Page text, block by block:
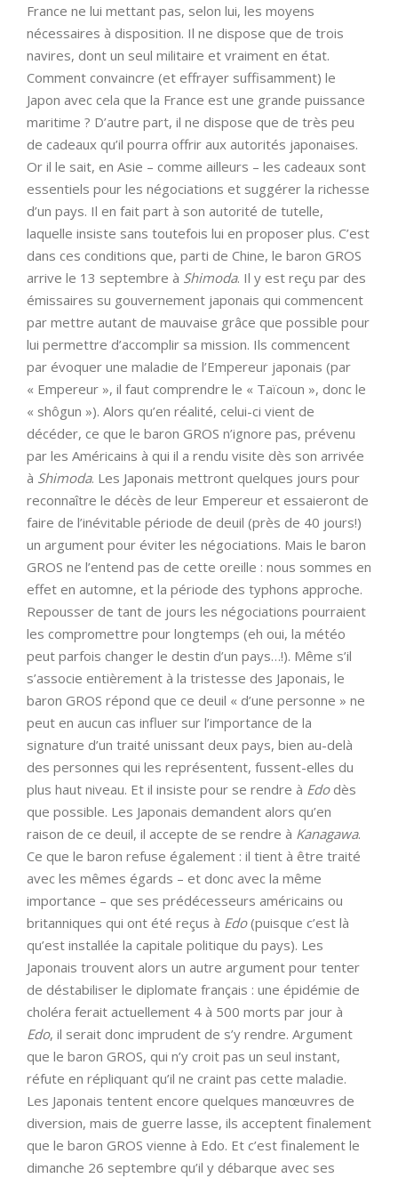
France ne lui mettant pas, selon lui, les moyens
nécessaires à disposition. Il ne dispose que de trois
navires, dont un seul militaire et vraiment en état.
Comment convaincre (et effrayer suffisamment) le
Japon avec cela que la France est une grande puissance
maritime ? D’autre part, il ne dispose que de très peu
de cadeaux qu’il pourra offrir aux autorités japonaises.
Or il le sait, en Asie – comme ailleurs – les cadeaux sont
essentiels pour les négociations et suggérer la richesse
d’un pays. Il en fait part à son autorité de tutelle,
laquelle insiste sans toutefois lui en proposer plus. C’est
dans ces conditions que, parti de Chine, le baron GROS
arrive le 13 septembre à Shimoda. Il y est reçu par des
émissaires su gouvernement japonais qui commencent
par mettre autant de mauvaise grâce que possible pour
lui permettre d’accomplir sa mission. Ils commencent
par évoquer une maladie de l’Empereur japonais (par
« Empereur », il faut comprendre le « Taïcoun », donc le
« shôgun »). Alors qu’en réalité, celui-ci vient de
décéder, ce que le baron GROS n’ignore pas, prévenu
par les Américains à qui il a rendu visite dès son arrivée
à Shimoda. Les Japonais mettront quelques jours pour
reconnaître le décès de leur Empereur et essaieront de
faire de l’inévitable période de deuil (près de 40 jours!)
un argument pour éviter les négociations. Mais le baron
GROS ne l’entend pas de cette oreille : nous sommes en
effet en automne, et la période des typhons approche.
Repousser de tant de jours les négociations pourraient
les compromettre pour longtemps (eh oui, la météo
peut parfois changer le destin d’un pays…!). Même s’il
s’associe entièrement à la tristesse des Japonais, le
baron GROS répond que ce deuil « d’une personne » ne
peut en aucun cas influer sur l’importance de la
signature d’un traité unissant deux pays, bien au-delà
des personnes qui les représentent, fussent-elles du
plus haut niveau. Et il insiste pour se rendre à Edodès
que possible. Les Japonais demandent alors qu’en
raison de ce deuil, il accepte de se rendre à Kanagawa.
Ce que le baron refuse également : il tient à être traité
avec les mêmes égards – et donc avec la même
importance – que ses prédécesseurs américains ou
britanniques qui ont été reçus à Edo(puisque c’est là
qu’est installée la capitale politique du pays). Les
Japonais trouvent alors un autre argument pour tenter
de déstabiliser le diplomate français : une épidémie de
choléra ferait actuellement 4 à 500 morts par jour à
Edo, il serait donc imprudent de s’y rendre. Argument
que le baron GROS, qui n’y croit pas un seul instant,
réfute en répliquant qu’il ne craint pas cette maladie.
Les Japonais tentent encore quelques manœuvres de
diversion, mais de guerre lasse, ils acceptent finalement
que le baron GROS vienne à Edo. Et c’est finalement le
dimanche 26 septembre qu’il y débarque avec ses